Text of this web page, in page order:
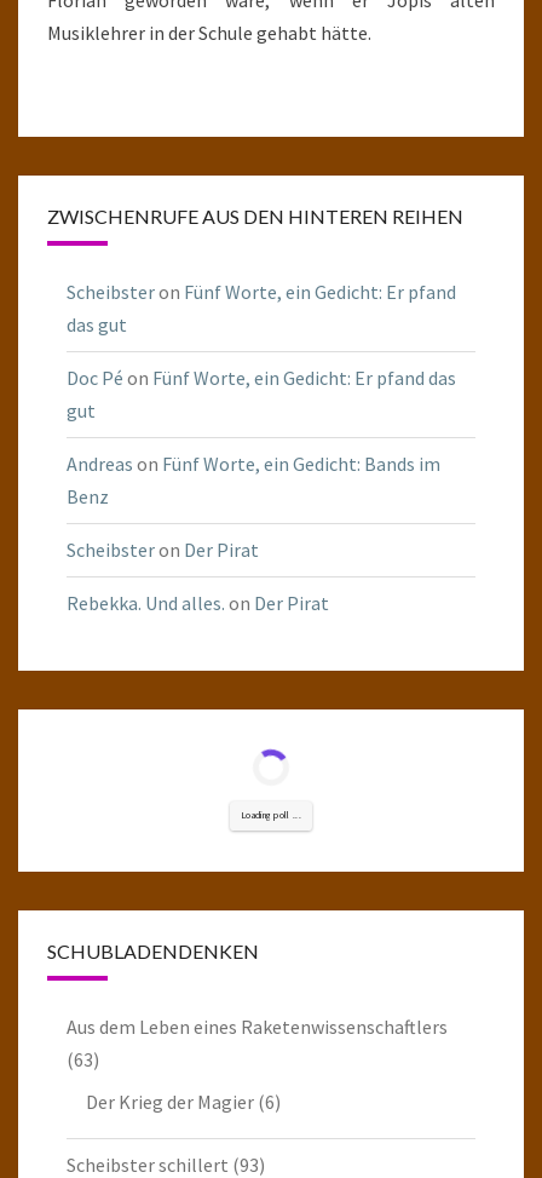
Musiklehrer in der Schule gehabt hätte.
ZWISCHENRUFE AUS DEN HINTEREN REIHEN
Scheibsteron Fünf Worte, ein Gedicht: Er pfand
das gut
Doc Pé on Fünf Worte, ein Gedicht: Er pfand das
gut
Andreas on Fünf Worte, ein Gedicht: Bands im
Benz
Scheibsteron Der Pirat
Rebekka. Und alles. on Der Pirat
Loading poll ...
SCHUBLADENDENKEN
Aus dem Leben eines Raketenwissenschaftlers
(63)
Der Krieg der Magier (6)
Scheibster schillert (93)